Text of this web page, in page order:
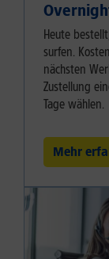
Heute
surfen.
nächsten
Zustellung
Tage wählen.
Mehr